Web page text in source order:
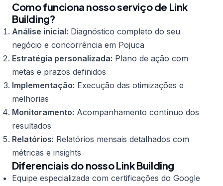
Como funciona nosso serviço de Link
Building?
Análise inicial: Diagnóstico completo do seu
negócio e concorrência em Pojuca
Estratégia personalizada: Plano de ação com
metas e prazos definidos
Implementação: Execução das otimizações e
melhorias
Monitoramento: Acompanhamento contínuo dos
resultados
Relatórios: Relatórios mensais detalhados com
métricas e insights
Diferenciais do nosso Link Building
Equipe especializada com certificações do Google